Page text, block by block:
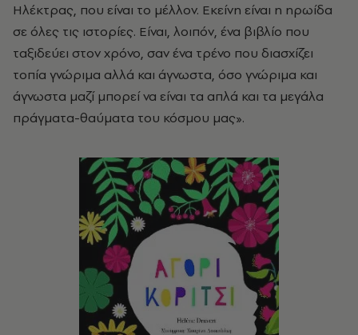
Ηλέκτρας, που είναι το μέλλον. Εκείνη είναι η ηρωίδα
σε όλες τις ιστορίες. Είναι, λοιπόν, ένα βιβλίο που
ταξιδεύει στον χρόνο, σαν ένα τρένο που διασχίζει
τοπία γνώριμα αλλά και άγνωστα, όσο γνώριμα και
άγνωστα μαζί μπορεί να είναι τα απλά και τα μεγάλα
πράγματα-θαύματα του κόσμου μας».